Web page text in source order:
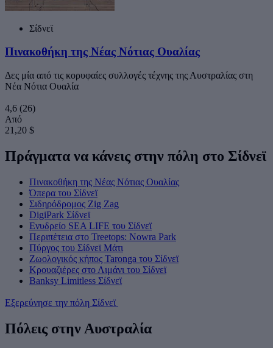
Σίδνεϊ
Πινακοθήκη της Νέας Νότιας Ουαλίας
Δες μία από τις κορυφαίες συλλογές τέχνης της Αυστραλίας στη
Νέα Νότια Ουαλία
4,6 (26)
Από
21,20 $
Πράγματα να κάνεις στην πόλη στο Σίδνεϊ
Πινακοθήκη της Νέας Νότιας Ουαλίας
Όπερα του Σίδνεϊ
Σιδηρόδρομος Zig Zag
DigiPark Σίδνεϊ
Ενυδρείο SEA LIFE του Σίδνεϊ
Περιπέτεια στο Treetops: Nowra Park
Πύργος του Σίδνεϊ Μάτι
Ζωολογικός κήπος Taronga του Σίδνεϊ
Κρουαζιέρες στο Λιμάνι του Σίδνεϊ
Banksy Limitless Σίδνεϊ
Εξερεύνησε την πόλη Σίδνεϊ
Πόλεις στην Αυστραλία